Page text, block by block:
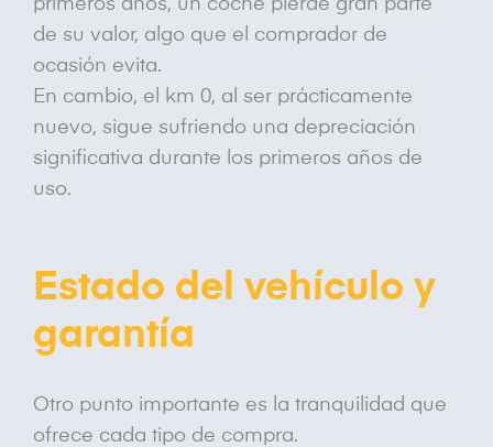
primeros años, un coche pierde gran parte
de su valor, algo que el comprador de
ocasión evita.
En cambio, el km 0, al ser prácticamente
nuevo, sigue sufriendo una depreciación
significativa durante los primeros años de
uso.
Estado del vehículo y
garantía
Otro punto importante es la tranquilidad que
ofrece cada tipo de compra.